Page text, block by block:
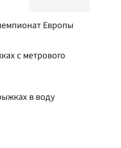
Европы
с метрового
в воду